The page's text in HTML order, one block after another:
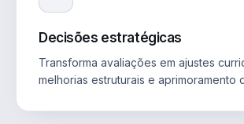
Decisões estratégicas
Transforma avaliações em ajustes
melhorias estruturais e aprimoramento